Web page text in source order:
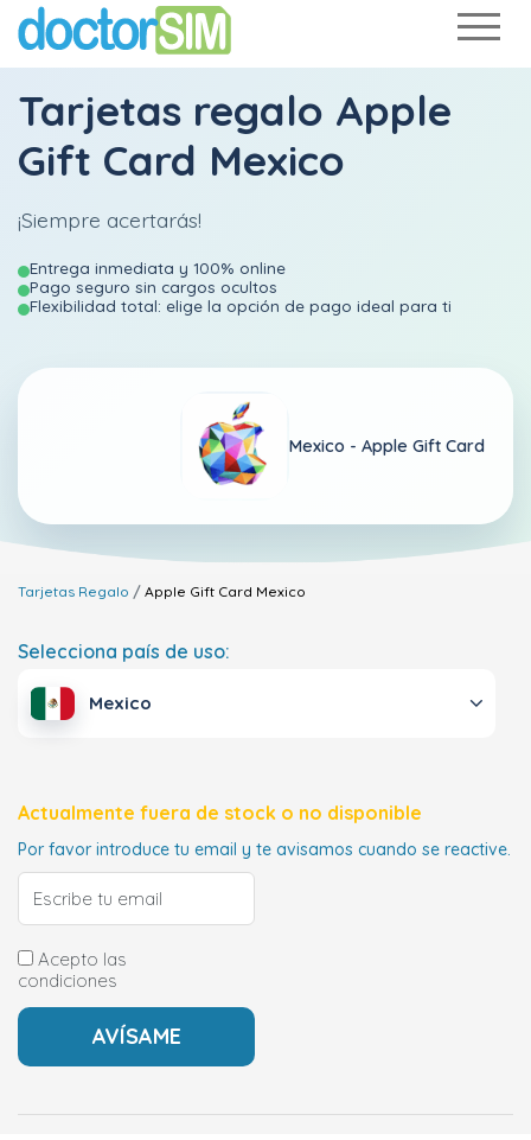
Tarjetas regalo Apple
Gift Card Mexico
¡Siempre acertarás!
Entrega inmediata y 100% online
Pago seguro sin cargos ocultos
Flexibilidad total: elige la opción de pago ideal para ti
Mexico - Apple Gift Card
Tarjetas Regalo Apple Gift Card Mexico
Selecciona país de uso:
Mexico
Actualmente fuera de stock o no disponible
Por favor introduce tu email y te avisamos cuando se reactive.
Acepto las
condiciones